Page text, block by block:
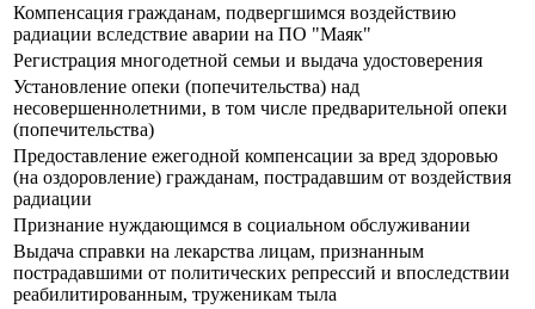
Компенсация гражданам, подвергшимся воздействию
радиации вследствие аварии на ПО "Маяк"
Регистрация многодетной семьи и выдача удостоверения
Установление опеки (попечительства) над
несовершеннолетними, в том числе предварительной опеки
(попечительства)
Предоставление ежегодной компенсации за вред здоровью
(на оздоровление) гражданам, пострадавшим от воздействия
радиации
Признание нуждающимся в социальном обслуживании
Выдача справки на лекарства лицам, признанным
пострадавшими от политических репрессий и впоследствии
реабилитированным, труженикам тыла